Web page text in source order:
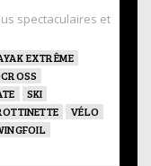
spectaculaires et
EXTRÊME
SKI
VÉLO